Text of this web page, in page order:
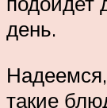
день.
такие